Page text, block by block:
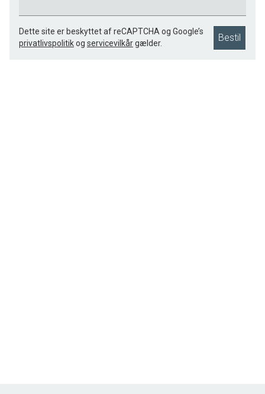
Dette site er beskyttet af reCAPTCHA og Google’s
privatlivspolitikog servicevilkårgælder. Bestil